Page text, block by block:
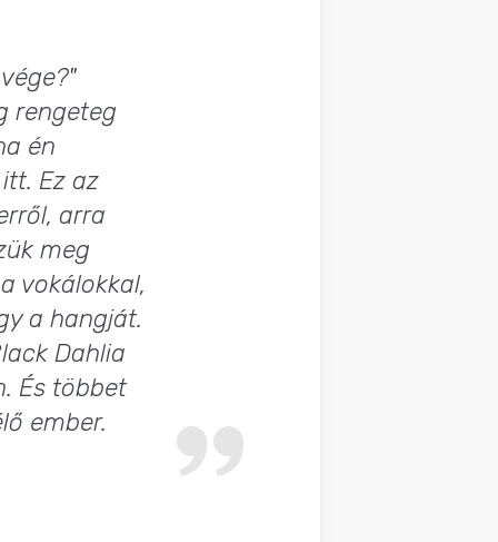
rengeteg
én
Ez az
arra
meg
vokálokkal,
a hangját.
Dahlia
És többet
ember.